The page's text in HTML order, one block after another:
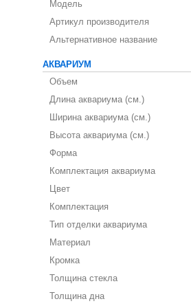
Модель
Артикул производителя
Альтернативное название
АКВАРИУМ
Объем
Длина аквариума (см.)
Ширина аквариума (см.)
Высота аквариума (см.)
Форма
Комплектация аквариума
Цвет
Комплектация
Тип отделки аквариума
Материал
Кромка
Толщина стекла
Толщина дна